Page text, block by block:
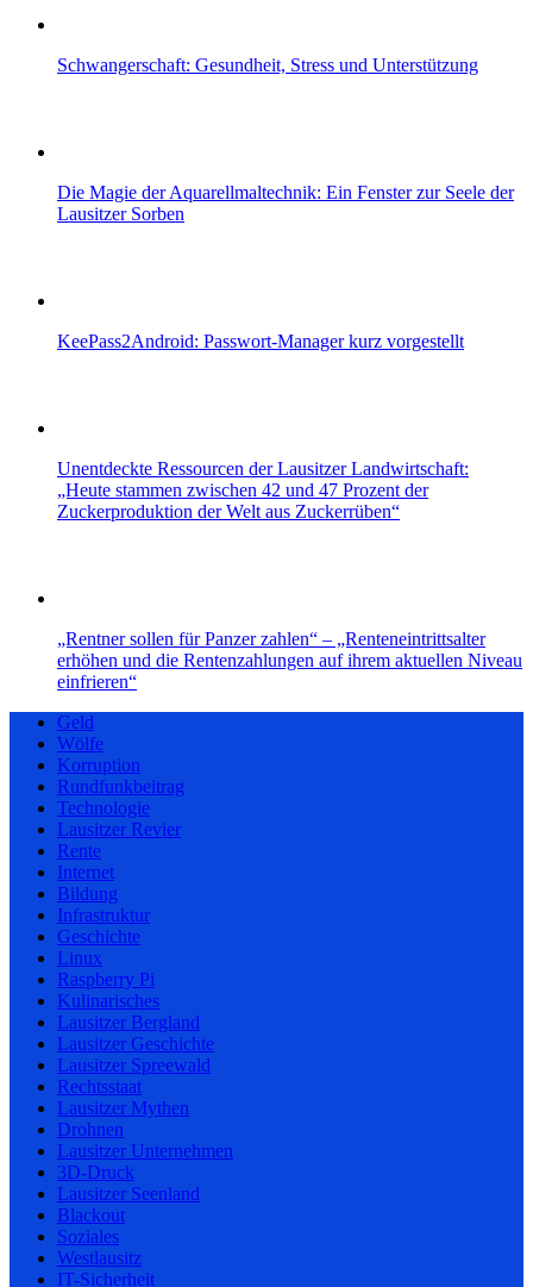
Schwangerschaft: Gesundheit, Stress und Unterstützung
Die Magie der Aquarellmaltechnik: Ein Fenster zur Seele der
Lausitzer Sorben
KeePass2Android: Passwort-Manager kurz vorgestellt
Unentdeckte Ressourcen der Lausitzer Landwirtschaft:
„Heute stammen zwischen 42 und 47 Prozent der
Zuckerproduktion der Welt aus Zuckerrüben“
„Rentner sollen für Panzer zahlen“ – „Renteneintrittsalter
erhöhen und die Rentenzahlungen auf ihrem aktuellen Niveau
einfrieren“
Geld
Wölfe
Korruption
Rundfunkbeitrag
Technologie
Lausitzer Revier
Rente
Internet
Bildung
Infrastruktur
Geschichte
Linux
Raspberry Pi
Kulinarisches
Lausitzer Bergland
Lausitzer Geschichte
Lausitzer Spreewald
Rechtsstaat
Lausitzer Mythen
Drohnen
Lausitzer Unternehmen
3D-Druck
Lausitzer Seenland
Blackout
Soziales
Westlausitz
IT-Sicherheit